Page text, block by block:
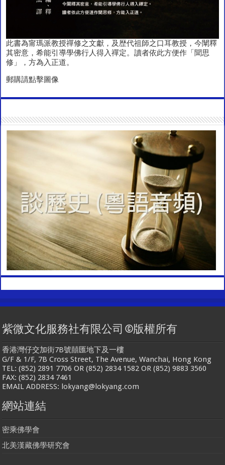
此書為甯瑪派教授禪修之文獻，及歴代祖師之口耳教授，今闡釋
其密意，希能引導學佛行人得入禪定。讀者依此方便作「聞思
修」，方為入正道。
郵購請點擊圖像
紫微文化服務社有限公司 ©版權所有
香港灣仔交加街7B號囍匯地下及一樓
G/F & 1/F, 7B Cross Street, The Avenue, Wanchai, Hong Kong
TEL: (852) 2891 7706 OR (852) 2834 1582 OR (852) 9883 3560
FAX: (852) 2834 7461
EMAIL ADDRESS: lokyang@lokyang.com
網站連結
密乘佛學會
北美漢藏佛學研究會